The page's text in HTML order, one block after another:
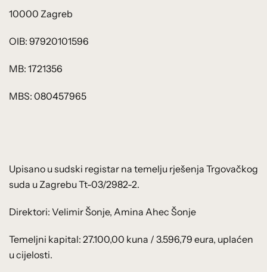
10000 Zagreb
OIB: 97920101596
MB: 1721356
MBS: 080457965
Upisano u sudski registar na temelju rješenja Trgovačkog
suda u Zagrebu Tt-03/2982-2.
Direktori: Velimir Šonje, Amina Ahec Šonje
Temeljni kapital: 27.100,00 kuna / 3.596,79 eura, uplaćen
u cijelosti.